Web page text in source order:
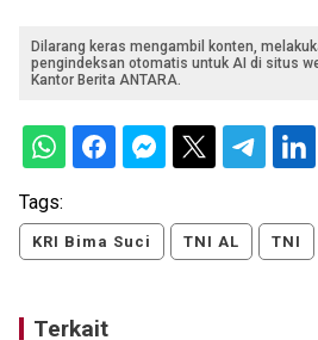
Dilarang keras mengambil konten,
pengindeksan otomatis untuk AI di situs
Kantor Berita ANTARA.
Tags:
KRI Bima Suci TNI AL TNI
Terkait